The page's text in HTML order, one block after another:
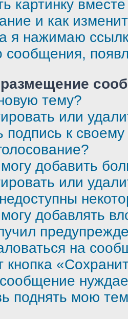
картинку
и как
я нажимаю
сообщения,
тему?
или
подпись к
добавить
или
добавлять
на
кнопка
поднять мою